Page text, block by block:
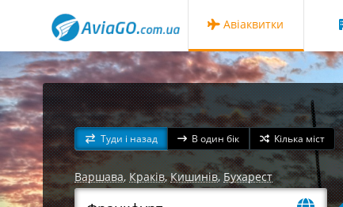
Авіаквитки
Туди і назад В один бік Кілька міст
Варшава,Краків,Кишинів,Бухарест